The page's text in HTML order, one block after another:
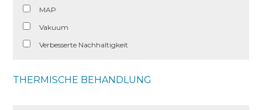
MAP
Vakuum
Verbesserte Nachhaltigkeit
THERMISCHE BEHANDLUNG